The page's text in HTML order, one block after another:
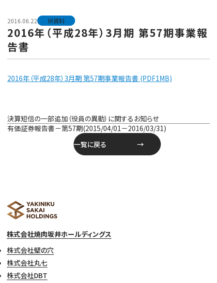
2016.06.22 IR資料
2016年（平成28年）3月期 第57期事業報
告書
2016年（平成28年）3月期 第57期事業報告書 (PDF1MB)
投
稿
決算短信の一部追加（役員の異動）に関するお知らせ
有価証券報告書－第57期(2015/04/01－2016/03/31)
一覧に戻る
株式会社焼肉坂井ホールディングス
株式会社壁の穴
株式会社丸七
株式会社DBT